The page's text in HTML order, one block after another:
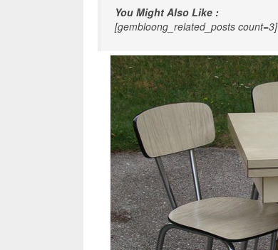
You Might Also Like :
[gembloong_related_posts count=3]